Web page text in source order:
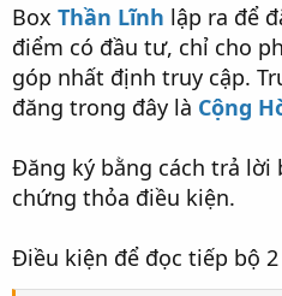
t
e
r
Box Thần Lĩnh lập ra để
điểm có đầu tư, chỉ cho
góp nhất định truy cập.
đăng trong đây là Cộng
Đăng ký bằng cách trả lời
chứng thỏa điều kiện.
Điều kiện để đọc tiếp bộ 2